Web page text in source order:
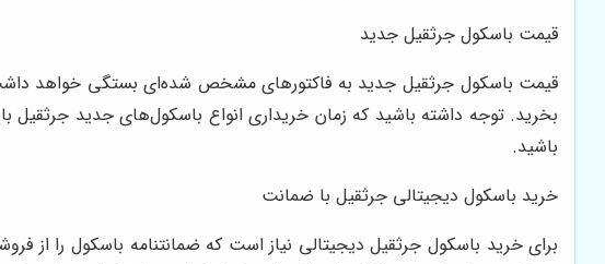
قیمت باسکول جرثقیل جدید
قیمت باسکول جرثقیل جدید به فاکتورهای مشخص شده‌ای بستگی خواهد داشت.
بخرید. توجه داشته باشید که زمان خریداری انواع باسکول‌های جدید جرثقیل
باشید.
خرید باسکول دیجیتالی جرثقیل با ضمانت
برای خرید باسکول جرثقیل دیجیتالی نیاز است که ضمانتنامه باسکول را از